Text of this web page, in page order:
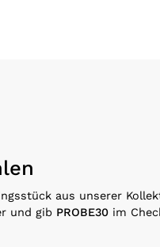
aus unserer
und gib PROBE30 im